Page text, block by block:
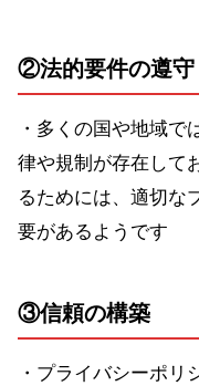
②法的要件の遵守
・多くの国や地域で
律や規制が存在して
るためには、適切な
要があるようです
③信頼の構築
・プライバシーポリ